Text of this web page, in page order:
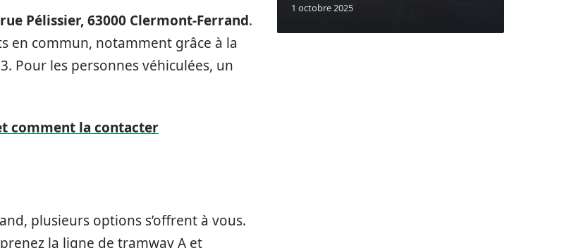
Pélissier, 63000 Clermont-Ferrand.
en commun, notamment grâce à la
Pour les personnes véhiculées, un
comment la contacter
plusieurs options s’offrent à vous.
la ligne de tramway A et
1 octobre 2025